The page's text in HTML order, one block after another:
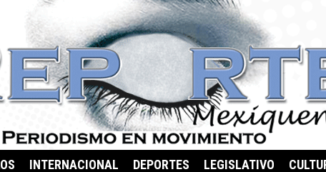
INTERNACIONAL DEPORTES LEGISLATIVO